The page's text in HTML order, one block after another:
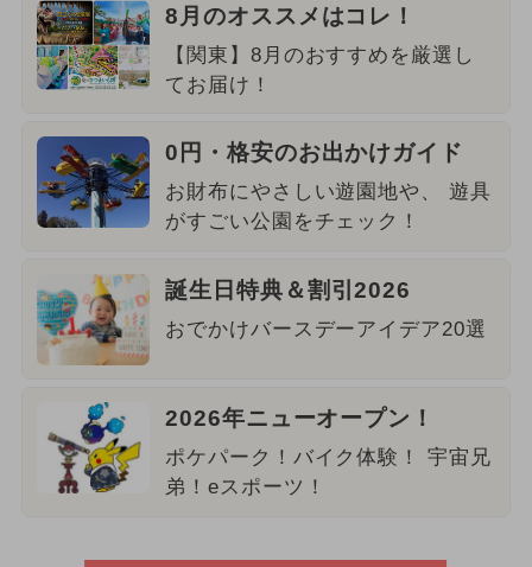
8月のオススメはコレ！
【関東】8月のおすすめを厳選し
てお届け！
0円・格安のお出かけガイド
お財布にやさしい遊園地や、 遊具
がすごい公園をチェック！
誕生日特典＆割引2026
おでかけバースデーアイデア20選
2026年ニューオープン！
ポケパーク！バイク体験！ 宇宙兄
弟！eスポーツ！